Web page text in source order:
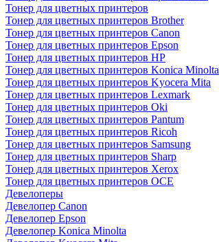
Тонер для цветных принтеров
Тонер для цветных принтеров Brother
Тонер для цветных принтеров Canon
Тонер для цветных принтеров Epson
Тонер для цветных принтеров HP
Тонер для цветных принтеров Konica Minolta
Тонер для цветных принтеров Kyocera Mita
Тонер для цветных принтеров Lexmark
Тонер для цветных принтеров Oki
Тонер для цветных принтеров Pantum
Тонер для цветных принтеров Ricoh
Тонер для цветных принтеров Samsung
Тонер для цветных принтеров Sharp
Тонер для цветных принтеров Xerox
Тонер для цветных принтеров OCE
Девелоперы
Девелопер Canon
Девелопер Epson
Девелопер Konica Minolta